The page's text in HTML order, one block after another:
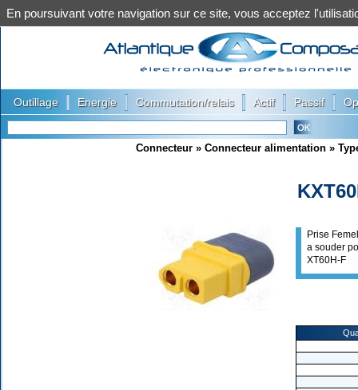
Outillage Energie Commutation/relais Actif Passif
Connecteur » Connecteur alimentation »
Prise
a souder
XT60H-F
En poursuivant votre navigation sur ce site, vous acceptez